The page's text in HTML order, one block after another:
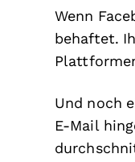
Wenn
behaftet.
Und noch
E-Mail